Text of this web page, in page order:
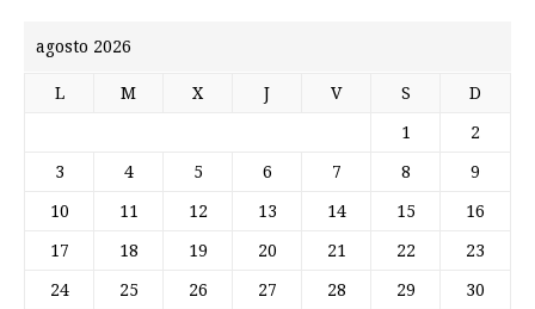
agosto 2026
L M X J V S D
1 2
3 4 5 6 7 8 9
10 11 12 13 14 15 16
17 18 19 20 21 22 23
24 25 26 27 28 29 30